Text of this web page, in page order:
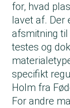
for, hvad
lavet af.
afsmitning til
testes og
specifikt
Holm fra
For andre